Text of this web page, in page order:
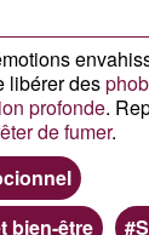
libérer des
profonde.
de fumer.
bien-être